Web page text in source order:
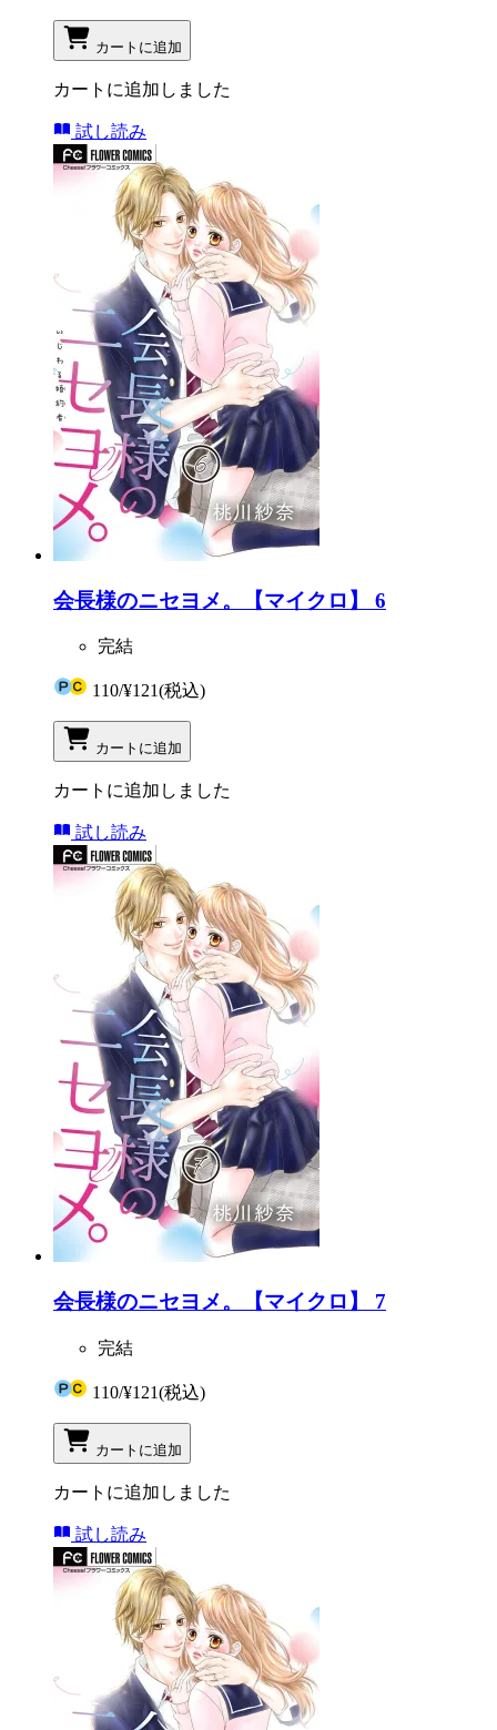
カートに追加
カートに追加しました
試し読み
会長様のニセヨメ。【マイクロ】 6
完結
110/¥121(税込)
カートに追加
カートに追加しました
試し読み
会長様のニセヨメ。【マイクロ】 7
完結
110/¥121(税込)
カートに追加
カートに追加しました
試し読み